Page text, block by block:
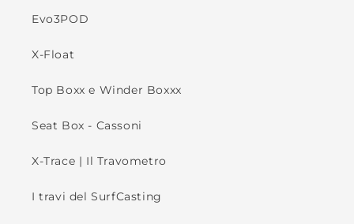
Evo3POD
X-Float
Top Boxx e Winder Boxxx
Seat Box - Cassoni
X-Trace | Il Travometro
I travi del SurfCasting